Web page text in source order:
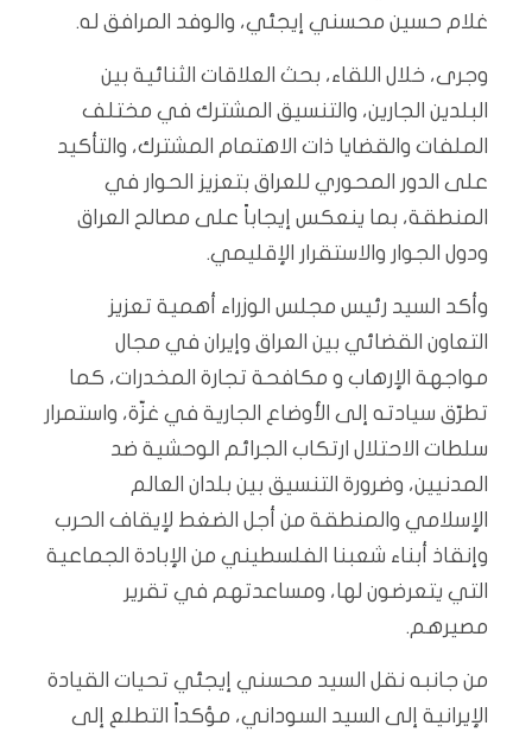
غلام حسين محسني إيجئي، والوفد المرافق له.
وجرى، خلال اللقاء، بحث العلاقات الثنائية بين
البلدين الجارين، والتنسيق المشترك في مختلف
الملفات والقضايا ذات الاهتمام المشترك، والتأكيد
على الدور المحوري للعراق بتعزيز الحوار في
المنطقة، بما ينعكس إيجاباً على مصالح العراق
ودول الجوار والاستقرار الإقليمي.
وأكد السيد رئيس مجلس الوزراء أهمية تعزيز
التعاون القضائي بين العراق وإيران في مجال
مواجهة الإرهاب و مكافحة تجارة المخدرات، كما
تطرّق سيادته إلى الأوضاع الجارية في غزّة، واستمرار
سلطات الاحتلال ارتكاب الجرائم الوحشية ضد
المدنيين، وضرورة التنسيق بين بلدان العالم
الإسلامي والمنطقة من أجل الضغط لإيقاف الحرب
وإنقاذ أبناء شعبنا الفلسطيني من الإبادة الجماعية
التي يتعرضون لها، ومساعدتهم في تقرير
مصيرهم.
من جانبه نقل السيد محسني إيجئي تحيات القيادة
الإيرانية إلى السيد السوداني، مؤكداً التطلع إلى